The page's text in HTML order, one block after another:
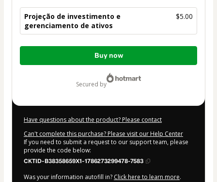
Projeção de investimento e
gerenciamento de ativos
$5.00
Total
Buy now
secured by
Have questions about the product? Please contact
Can't complete this purchase? Please visit our Help Center
If you need to submit a request to our support team, please
provide the code below:
CKTID-B38358659X1-1786273299478-7583
Was your information autofill in? Click here to learn more.